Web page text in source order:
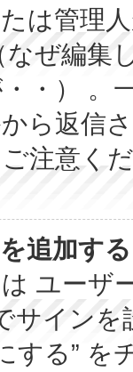
は管理
ぜ編集
・） 。
ら返信
注意く
追加す
ユーザ
サイン
する”